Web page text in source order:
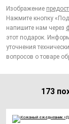
Изображение
Нажмите кнопку
напишите нам через
этот подарок.
уточнения
вопросов о товаре
173